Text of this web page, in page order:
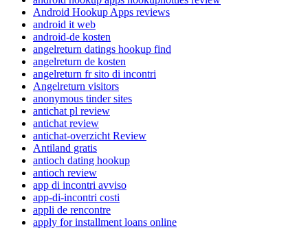
Android Hookup Apps reviews
android it web
android-de kosten
angelreturn datings hookup find
angelreturn de kosten
angelreturn fr sito di incontri
Angelreturn visitors
anonymous tinder sites
antichat pl review
antichat review
antichat-overzicht Review
Antiland gratis
antioch dating hookup
antioch review
app di incontri avviso
app-di-incontri costi
appli de rencontre
apply for installment loans online